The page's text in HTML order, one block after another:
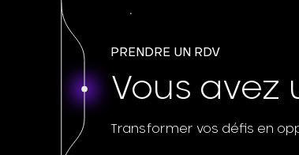
PRENDRE UN RDV
Vous avez
Transformer vos défis en